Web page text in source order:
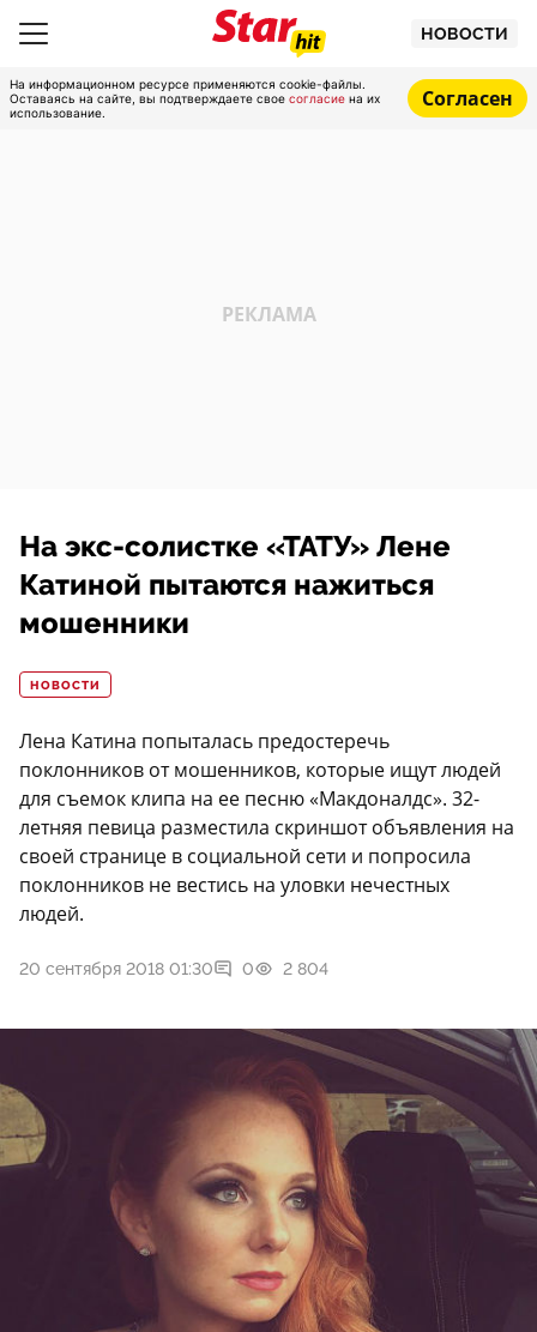
НОВОСТИ
На информационном ресурсе применяются cookie-файлы.
Оставаясь на сайте, вы подтверждаете свое согласие на их
использование.
Согласен
На экс-солистке «ТАТУ» Лене
Катиной пытаются нажиться
мошенники
НОВОСТИ
Лена Катина попыталась предостеречь
поклонников от мошенников, которые ищут людей
для съемок клипа на ее песню «Макдоналдс». 32-
летняя певица разместила скриншот объявления на
своей странице в социальной сети и попросила
поклонников не вестись на уловки нечестных
людей.
20 сентября 2018 01:30 0 2 804